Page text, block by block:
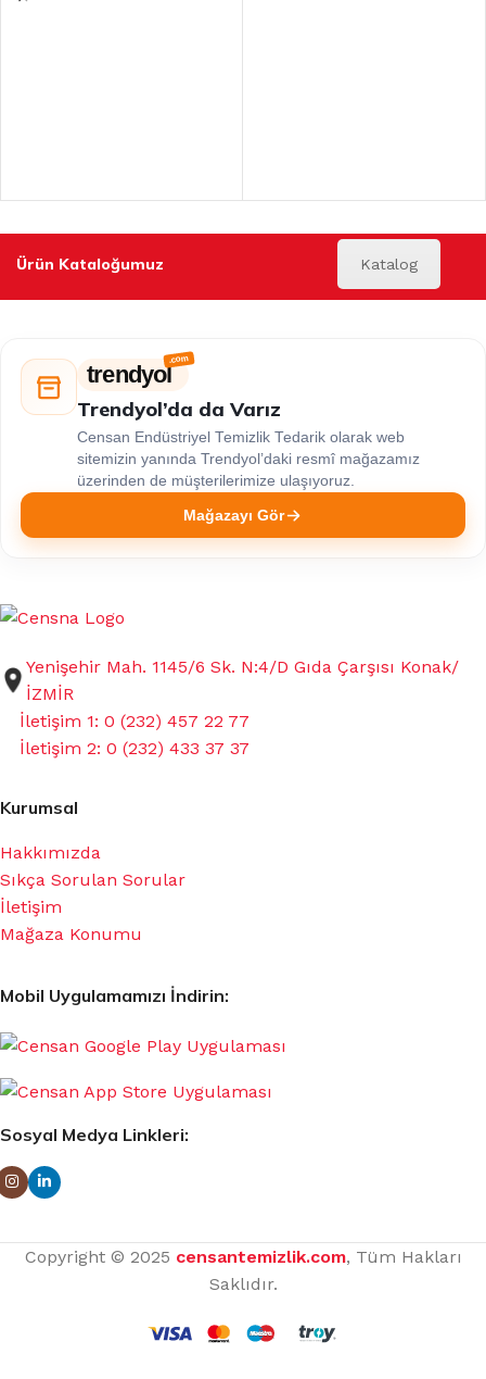
Ürün Kataloğumuz Katalog
trendyol
Trendyol’da da Varız
Censan Endüstriyel Temizlik Tedarik olarak web
sitemizin yanında Trendyol’daki resmî mağazamız
üzerinden de müşterilerimize ulaşıyoruz.
Mağazayı Gör
Yenişehir Mah. 1145/6 Sk. N:4/D Gıda Çarşısı Konak/
İZMİR
İletişim 1: 0 (232) 457 22 77
İletişim 2: 0 (232) 433 37 37
Kurumsal
Hakkımızda
Sıkça Sorulan Sorular
İletişim
Mağaza Konumu
Mobil Uygulamamızı İndirin:
Sosyal Medya Linkleri:
Copyright © 2025 censantemizlik.com, Tüm Hakları
Saklıdır.